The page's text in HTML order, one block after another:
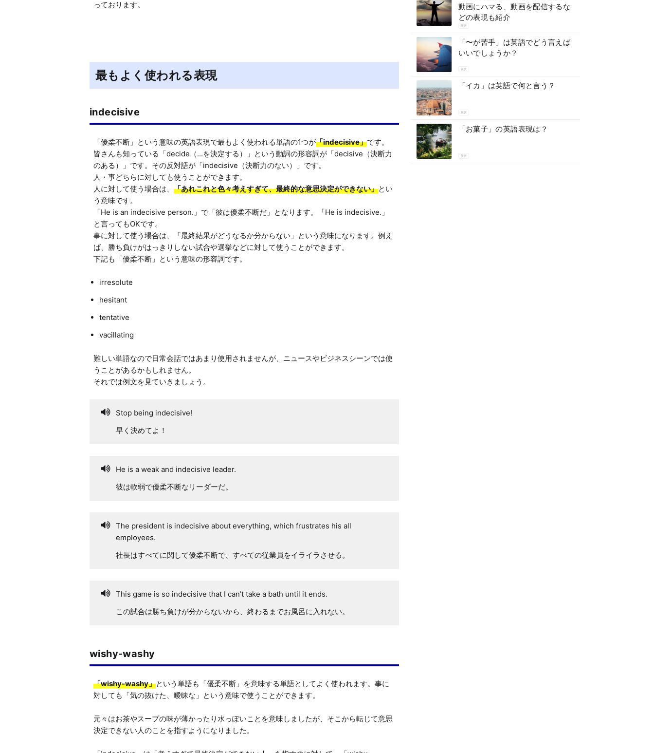
っております。
最もよく使われる表現
indecisive
「優柔不断」という意味の英語表現で最もよく使われる単語の1つが「indecisive」です。
皆さんも知っている「decide（...を決定する）」という動詞の形容詞が「decisive（決断力
のある）」です。その反対語が「indecisive（決断力のない）」です。
人・事どちらに対しても使うことができます。
人に対して使う場合は、 「あれこれと色々考えすぎて、最終的な意思決定ができない」とい
う意味です。
「He is an indecisive person.」で「彼は優柔不断だ」となります。「He is indecisive.」
と言ってもOKです。
事に対して使う場合は、「最終結果がどうなるか分からない」という意味になります。例え
ば、勝ち負けがはっきりしない試合や選挙などに対して使うことができます。
irresolute
hesitant
tentative
vacillating
難しい単語なので日常会話ではあまり使用されませんが、ニュースやビジネスシーンでは使
うことがあるかもしれません。
Stop being indecisive!
早く決めてよ！
He is a weak and indecisive leader.
彼は軟弱で優柔不断なリーダーだ。
The president is indecisive about everything, which frustrates his all
employees.
社長はすべてに関して優柔不断で、すべての従業員をイライラさせる。
This game is so indecisive that I can't take a bath until it ends.
この試合は勝ち負けが分からないから、終わるまでお風呂に入れない。
wishy-washy
「wishy-washy」という単語も「優柔不断」を意味する単語としてよく使われます。事に
対しても「気の抜けた、曖昧な」という意味で使うことができます。
元々はお茶やスープの味が薄かったり水っぽいことを意味しましたが、そこから転じて意思
決定できない人のことを指すようになりました。
動画にハマる、動画を配信するな
どの表現も紹介
英訳
「〜が苦手」は英語でどう言えば
いいでしょうか？
英訳
「イカ」は英語で何と言う？
英訳
「お菓子」の英語表現は？
英訳